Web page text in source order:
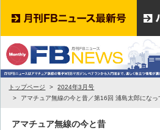
トップページ
2024年3月号
アマチュア無線の今と昔／第16回 浦島太郎にな
アマチュア無線の今と昔